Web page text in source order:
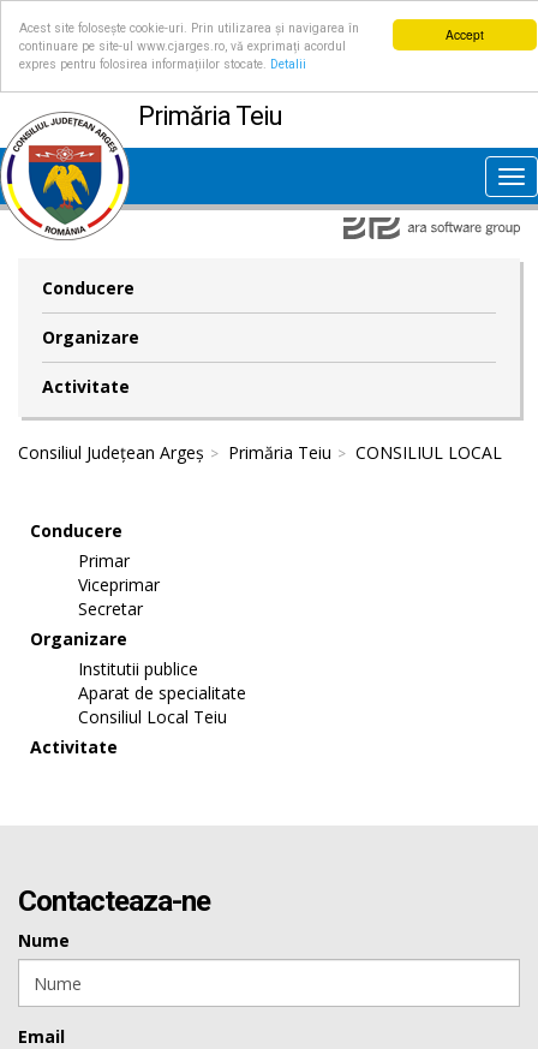
Accept
Acest site folosește cookie-uri. Prin utilizarea și navigarea în
continuare pe site-ul www.cjarges.ro, vă exprimați acordul
expres pentru folosirea informațiilor stocate.
Detalii
Primăria Teiu
Conducere
Organizare
Activitate
Consiliul Județean Argeș Primăria Teiu CONSILIUL LOCAL
Conducere
Primar
Viceprimar
Secretar
Organizare
Institutii publice
Aparat de specialitate
Consiliul Local Teiu
Activitate
Contacteaza-ne
Nume
Email